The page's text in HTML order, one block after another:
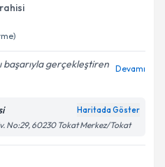
ilişkinAydınlatma
kişisel verilerimin belirtilen
başarıyla gerçekleştiren Devamı
Haritada Göster
No:29, 60230 Tokat Merkez/Tokat